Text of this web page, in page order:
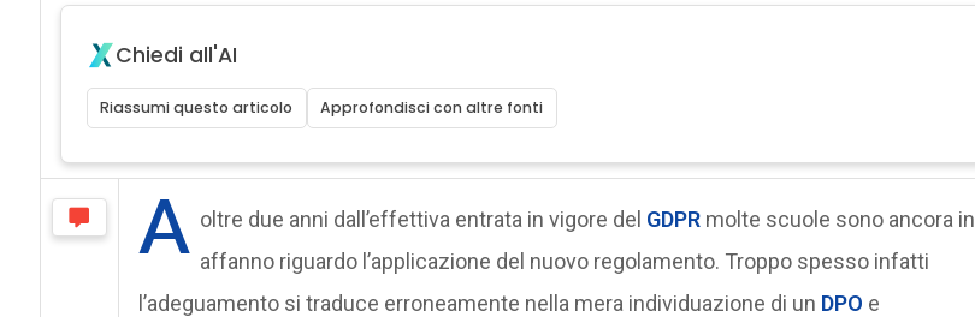
Chiedi all'AI
Riassumi questo articolo Approfondisci con altre fonti
A oltre due anni dall’effettiva entrata in vigore del GDPRmolte scuole sono ancora in
affanno riguardo l’applicazione del nuovo regolamento. Troppo spesso infatti
l’adeguamento si traduce erroneamente nella mera individuazione di un DPO e